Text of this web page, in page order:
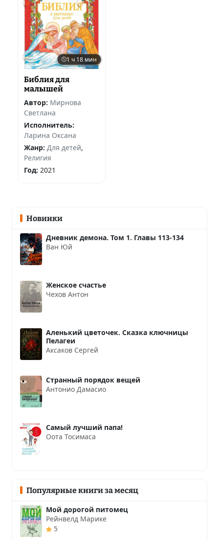
1 ч 18 мин
Библия для
малышей
Автор: Мирнова
Светлана
Исполнитель:
Ларина Оксана
Жанр: Для детей,
Религия
Год: 2021
Новинки
Дневник демона. Том 1. Главы 113-134
Ван Юй
Женское счастье
Чехов Антон
Аленький цветочек. Сказка ключницы
Пелагеи
Аксаков Сергей
Странный порядок вещей
Антонио Дамасио
Самый лучший папа!
Оота Тосимаса
Популярные книги за месяц
Мой дорогой питомец
Рейнвелд Марике
5